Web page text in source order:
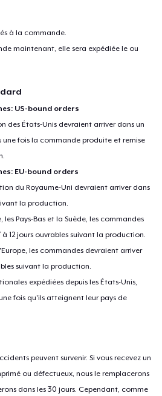
à la commande.
maintenant, elle sera expédiée le ou
US-bound orders
des États-Unis devraient arriver dans un
une fois la commande produite et remise
EU-bound orders
du Royaume-Uni devraient arriver dans
la production.
les Pays-Bas et la Suède, les commandes
12 jours ouvrables suivant la production.
les commandes devraient arriver
suivant la production.
expédiées depuis les États-Unis,
fois qu'ils atteignent leur pays de
peuvent survenir. Si vous recevez un
ou défectueux, nous le remplacerons
dans les 30 jours. Cependant, comme